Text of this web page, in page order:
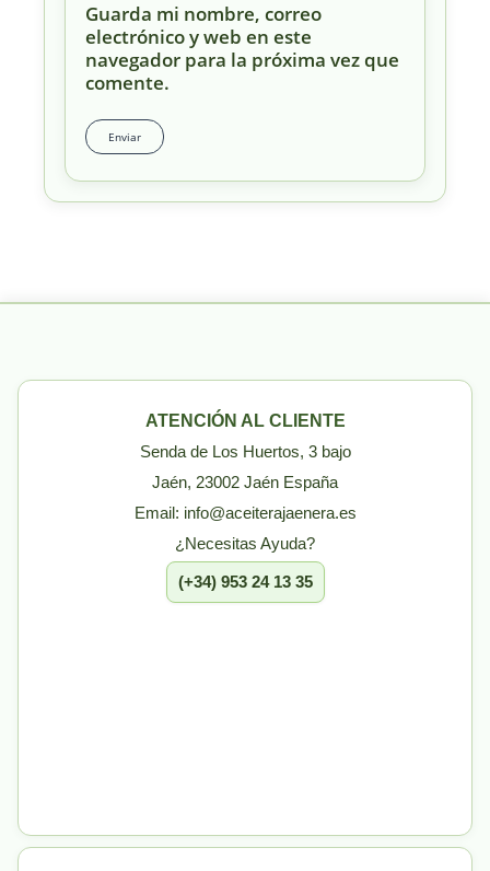
Guarda mi nombre, correo
electrónico y web en este
navegador para la próxima vez que
comente.
ATENCIÓN AL CLIENTE
Senda de Los Huertos, 3 bajo
Jaén, 23002 Jaén España
Email: info@aceiterajaenera.es
¿Necesitas Ayuda?
(+34) 953 24 13 35